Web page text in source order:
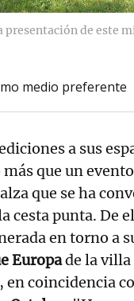
de este
medio preferente
a sus
que un
que se ha
cesta punta. De
en torno a
Europade la villa
en coincidencia